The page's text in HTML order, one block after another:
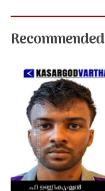
Recommended